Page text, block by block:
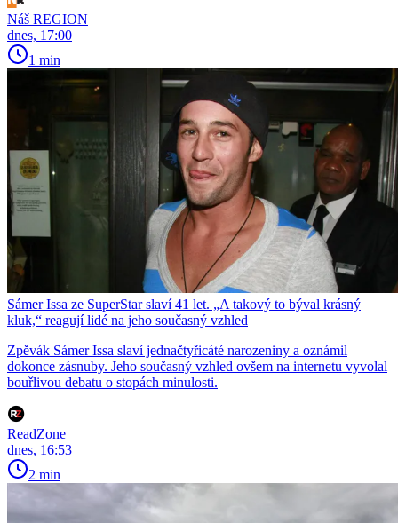
Náš REGION
dnes, 17:00
1 min
Sámer Issa ze SuperStar slaví 41 let. „A takový to býval krásný
kluk,“ reagují lidé na jeho současný vzhled
Zpěvák Sámer Issa slaví jednačtyřicáté narozeniny a oznámil
dokonce zásnuby. Jeho současný vzhled ovšem na internetu vyvolal
bouřlivou debatu o stopách minulosti.
ReadZone
dnes, 16:53
2 min